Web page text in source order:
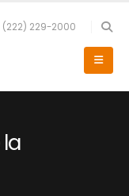
(222) 229-2000